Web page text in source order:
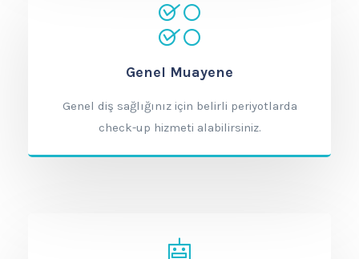
Genel Muayene
Genel diş sağlığınız için belirli periyotlarda
check-up hizmeti alabilirsiniz.